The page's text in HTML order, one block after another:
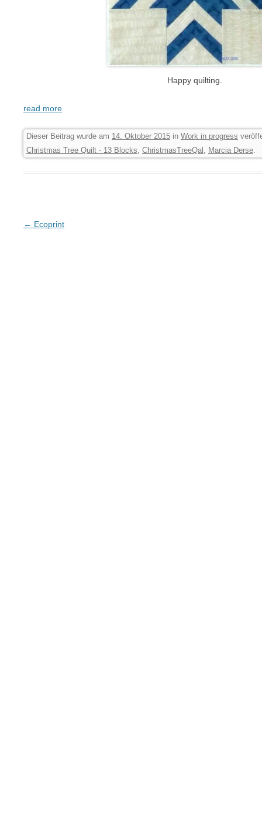
Happy quilting.
read more
Dieser Beitrag wurde am 14. Oktober 2015 in Work in progress
Christmas Tree Quilt - 13 Blocks, ChristmasTreeQal , Marcia Derse.
Beitrags-Navigation
← Ecoprint